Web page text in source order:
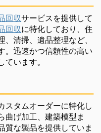
回収サービスを提供して
回収に特化しており、住
清掃、遺品整理など、
。迅速かつ信頼性の高い
います。
スタムオーダーに特化し
曲げ加工、建築模型ま
質な製品を提供していま